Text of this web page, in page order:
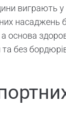
виграють
насаджень
основа
без